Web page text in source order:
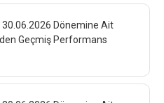
30.06.2026 Dönemine Ait
Geçmiş Performans